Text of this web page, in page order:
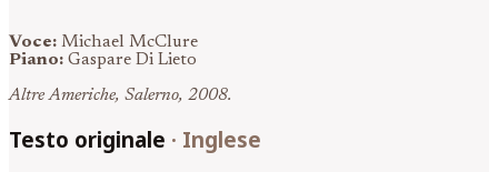
Voce: Michael McClure
Piano: Gaspare Di Lieto
Altre Americhe, Salerno, 2008.
Testo originale · Inglese